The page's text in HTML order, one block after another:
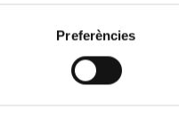
Preferències